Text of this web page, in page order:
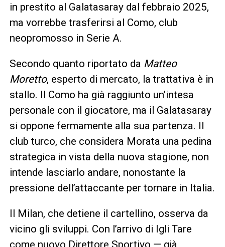
in prestito al Galatasaray dal febbraio 2025,
ma vorrebbe trasferirsi al Como, club
neopromosso in Serie A.
Secondo quanto riportato da Matteo
Moretto, esperto di mercato, la trattativa è in
stallo. Il Como ha già raggiunto un’intesa
personale con il giocatore, ma il Galatasaray
si oppone fermamente alla sua partenza. Il
club turco, che considera Morata una pedina
strategica in vista della nuova stagione, non
intende lasciarlo andare, nonostante la
pressione dell’attaccante per tornare in Italia.
Il Milan, che detiene il cartellino, osserva da
vicino gli sviluppi. Con l’arrivo di Igli Tare
come nuovo Direttore Sportivo — già